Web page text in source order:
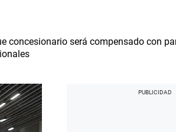
concesionario será compensado con